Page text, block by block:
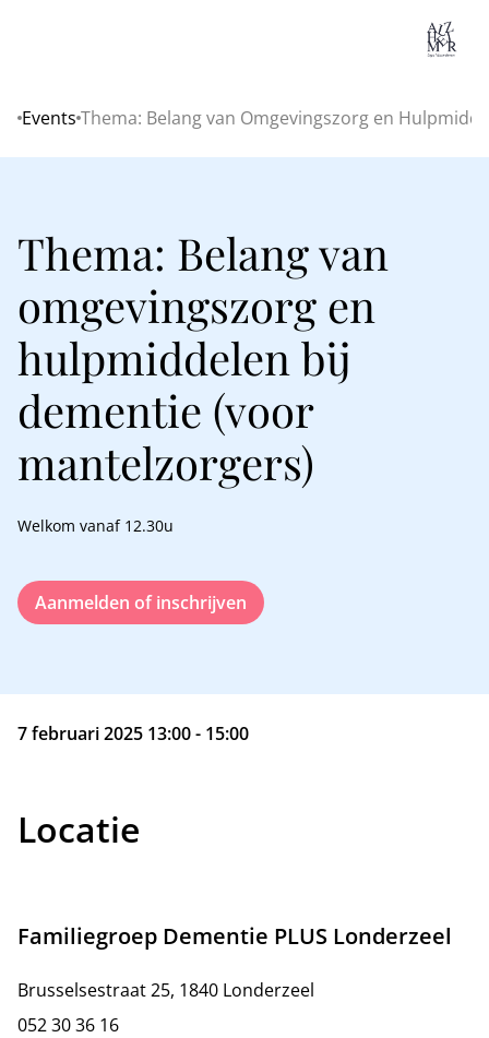
Home
Events Thema: Belang van Omgevingszorg en
Thema: Belang van
omgevingszorg en
hulpmiddelen bij
dementie (voor
mantelzorgers)
Welkom vanaf 12.30u
Aanmelden of inschrijven
7 februari 2025 13:00 - 15:00
Locatie
Familiegroep Dementie PLUS Londerzeel
Brusselsestraat 25, 1840 Londerzeel
052 30 36 16